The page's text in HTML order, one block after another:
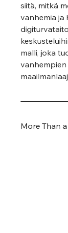
siitä, mitkä
vanhemia ja
malli, joka
More Than